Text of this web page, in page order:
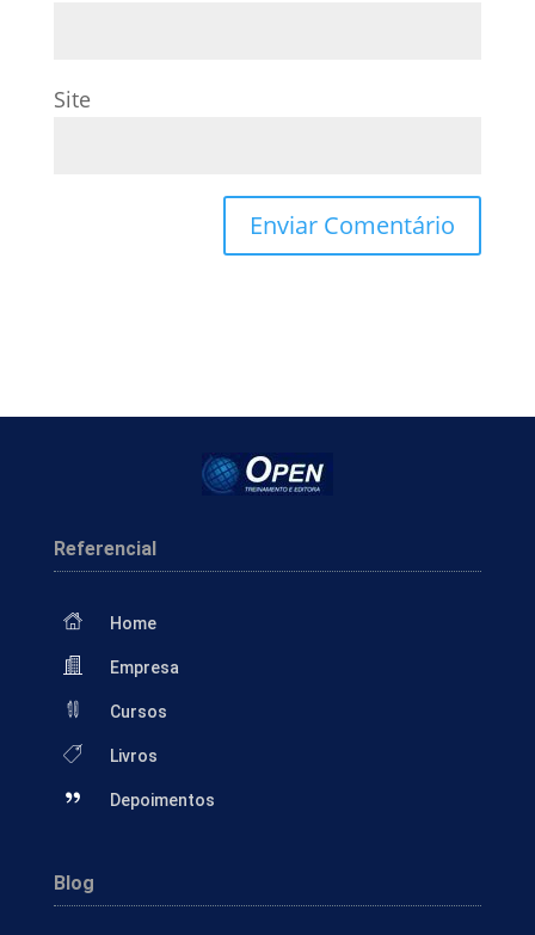
Site
Referencial
Home
Empresa
Cursos
Livros
Depoimentos
Blog